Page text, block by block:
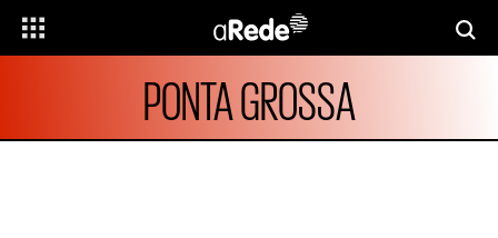
PONTA GROSSA